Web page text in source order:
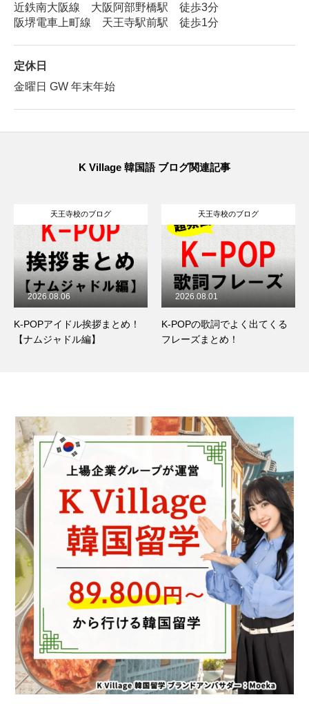
近鉄南大阪線 大阪阿部野橋駅 徒歩3分
阪堺電車上町線 天王寺駅前駅 徒歩1分
定休日
金曜日 GW 年末年始
K Village 韓国語 ブログ関連記事
天王寺校のブログ
K-POPアイドル挨拶まとめ！
【ナムジャドル編】
2026.08.06
天王寺校のブログ
K-POPの歌詞でよく出てくる
フレーズまとめ！
2026.08.01